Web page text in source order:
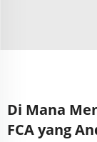
Di Mana
FCA yang